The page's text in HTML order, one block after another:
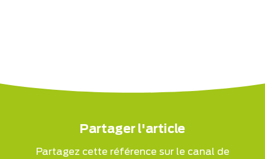
Partager l'article
Partagez cette référence sur le canal de